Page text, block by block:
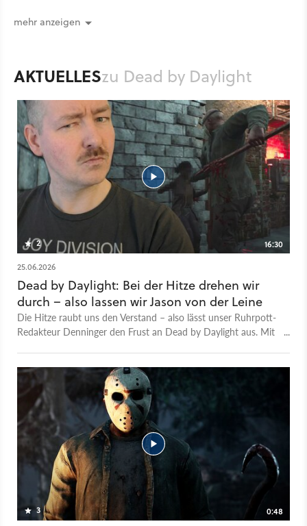
mehr anzeigen
AKTUELLESzu Dead by Daylight
2
16:30
25.06.2026
Dead by Daylight: Bei der Hitze drehen wir
durch – also lassen wir Jason von der Leine
Die Hitze raubt uns den Verstand – also lässt unser Ruhrpott-
Redakteur Denninger den Frust an Dead by Daylight aus. Mit
weniger erfolgreich eins mit der Machete über’n Schädel
zieht – und am Ende wird auch noch schön einer aufgespießt.
3
0:48